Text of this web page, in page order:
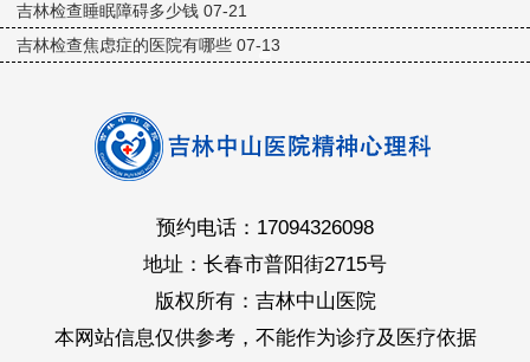
吉林检查睡眠障碍多少钱 07-21
吉林检查焦虑症的医院有哪些 07-13
预约电话：17094326098
地址：长春市普阳街2715号
版权所有：吉林中山医院
本网站信息仅供参考，不能作为诊疗及医疗依据